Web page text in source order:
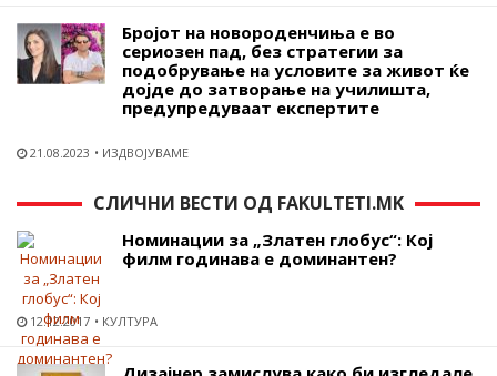
Бројот на новороденчиња е во
сериозен пад, без стратегии за
подобрување на условите за живот ќе
дојде до затворање на училишта,
предупредуваат експертите
21.08.2023 ИЗДВОЈУВАМЕ
СЛИЧНИ ВЕСТИ ОД FAKULTETI.MK
Номинации за „Златен глобус“: Кој
филм годинава е доминантен?
12.12.2017 КУЛТУРА